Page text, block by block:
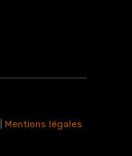
Mentions légales